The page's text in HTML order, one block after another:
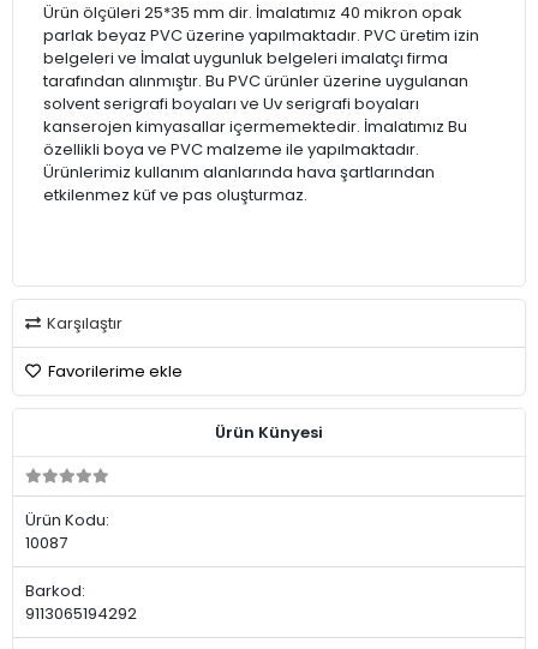
Ürün ölçüleri 25*35 mm dir. İmalatımız 40 mikron opak
parlak beyaz PVC üzerine yapılmaktadır. PVC üretim izin
belgeleri ve İmalat uygunluk belgeleri imalatçı firma
tarafından alınmıştır. Bu PVC ürünler üzerine uygulanan
solvent serigrafi boyaları ve Uv serigrafi boyaları
kanserojen kimyasallar içermemektedir. İmalatımız Bu
özellikli boya ve PVC malzeme ile yapılmaktadır.
Ürünlerimiz kullanım alanlarında hava şartlarından
etkilenmez küf ve pas oluşturmaz.
Karşılaştır
Favorilerime ekle
Ürün Künyesi
Ürün Kodu:
10087
Barkod:
9113065194292